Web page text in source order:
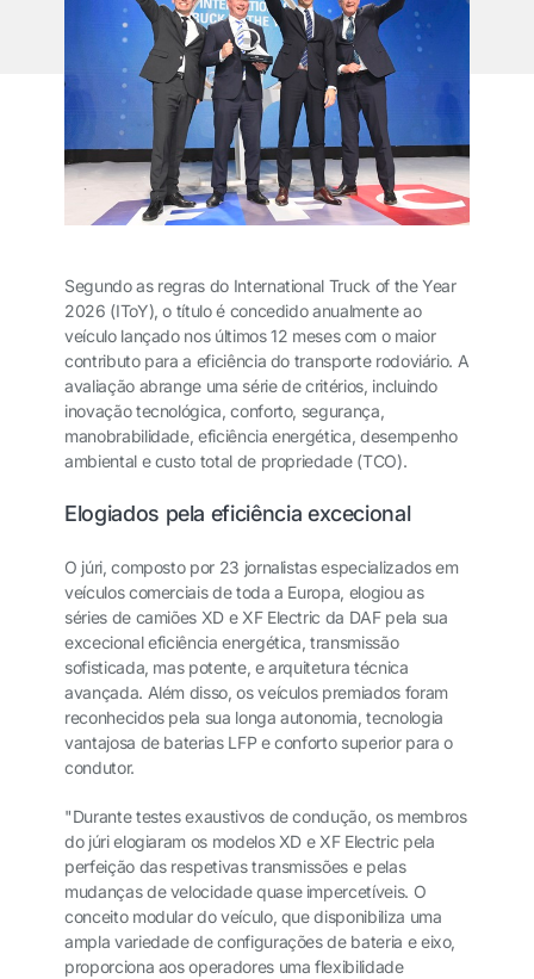
Segundo as regras do International Truck of the Year
2026 (IToY), o título é concedido anualmente ao
veículo lançado nos últimos 12 meses com o maior
contributo para a eficiência do transporte rodoviário. A
avaliação abrange uma série de critérios, incluindo
inovação tecnológica, conforto, segurança,
manobrabilidade, eficiência energética, desempenho
ambiental e custo total de propriedade (TCO).
Elogiados pela eficiência excecional
O júri, composto por 23 jornalistas especializados em
veículos comerciais de toda a Europa, elogiou as
séries de camiões XD e XF Electric da DAF pela sua
excecional eficiência energética, transmissão
sofisticada, mas potente, e arquitetura técnica
avançada. Além disso, os veículos premiados foram
reconhecidos pela sua longa autonomia, tecnologia
vantajosa de baterias LFP e conforto superior para o
condutor.
"Durante testes exaustivos de condução, os membros
do júri elogiaram os modelos XD e XF Electric pela
perfeição das respetivas transmissões e pelas
mudanças de velocidade quase impercetíveis. O
conceito modular do veículo, que disponibiliza uma
ampla variedade de configurações de bateria e eixo,
proporciona aos operadores uma flexibilidade